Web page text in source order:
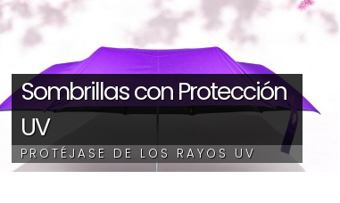
Sombrillas con Protección
UV
PROTÉJASE DE LOS RAYOS UV